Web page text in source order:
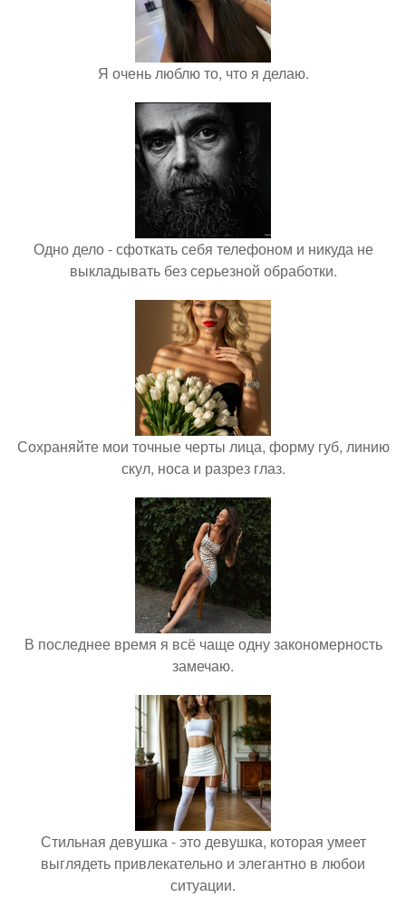
Я очень люблю то, что я делаю.
Одно дело - сфоткать себя телефоном и никуда не
выкладывать без серьезной обработки.
Сохраняйте мои точные черты лица, форму губ, линию
скул, носа и разрез глаз.
В последнее время я всё чаще одну закономерность
замечаю.
Стильная девушка - это девушка, которая умеет
выглядеть привлекательно и элегантно в любои
ситуации.